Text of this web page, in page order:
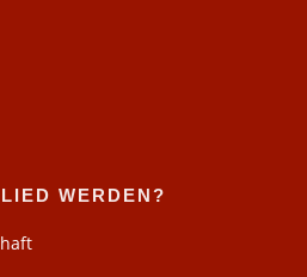
WERDEN?